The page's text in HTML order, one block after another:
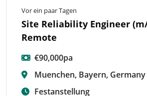
Vor ein paar Tagen
Site Reliability Engineer
Remote
€90,000pa
Muenchen, Bayern, Germany
Festanstellung